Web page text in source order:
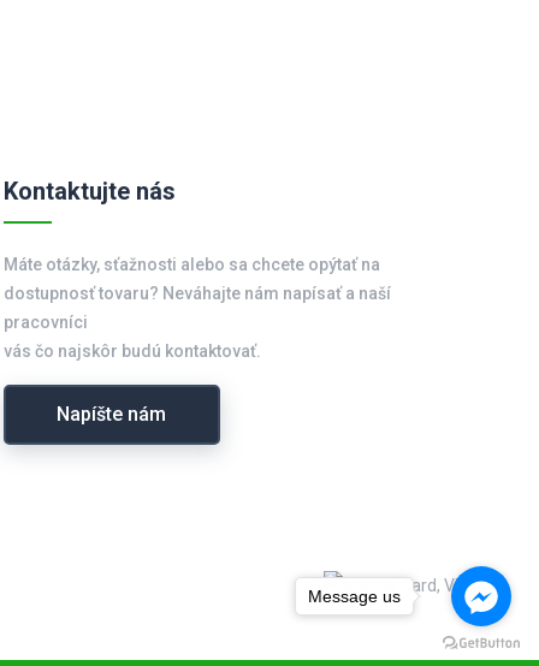
Kontaktujte nás
Máte otázky, sťažnosti alebo sa chcete opýtať na
dostupnosť tovaru? Neváhajte nám napísať a naší
pracovníci
vás čo najskôr budú kontaktovať.
Napíšte nám
Message us